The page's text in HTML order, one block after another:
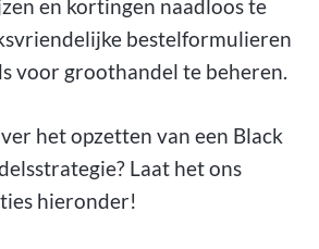
en kortingen naadloos te
bestelformulieren
voor groothandel te beheren.
het opzetten van een Black
Laat het ons
hieronder!